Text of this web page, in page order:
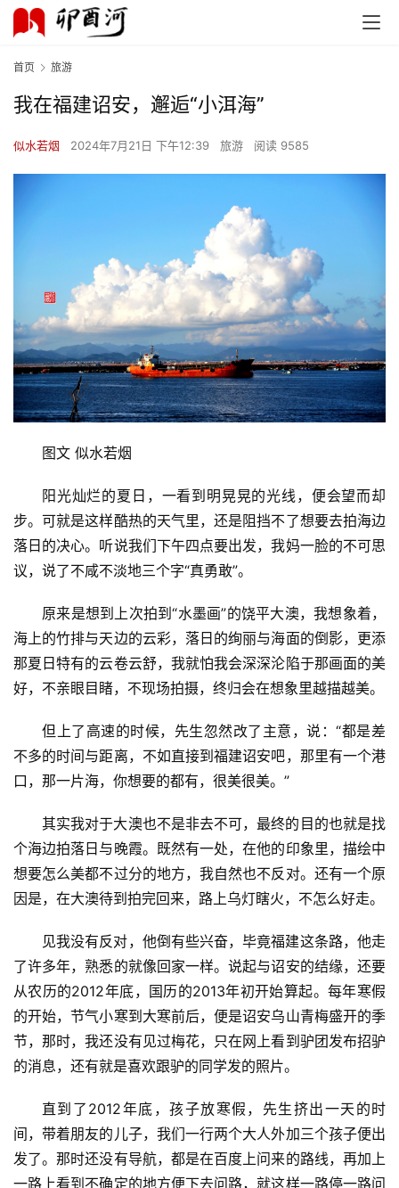
首页 旅游
我在福建诏安，邂逅“小洱海”
似水若烟 2024年7月21日 下午12:39 旅游 阅读 9585
图文 似水若烟
阳光灿烂的夏日，一看到明晃晃的光线，便会望而却
步。可就是这样酷热的天气里，还是阻挡不了想要去拍海边
落日的决心。听说我们下午四点要出发，我妈一脸的不可思
议，说了不咸不淡地三个字“真勇敢”。
原来是想到上次拍到“水墨画”的饶平大澳，我想象着，
海上的竹排与天边的云彩，落日的绚丽与海面的倒影，更添
那夏日特有的云卷云舒，我就怕我会深深沦陷于那画面的美
好，不亲眼目睹，不现场拍摄，终归会在想象里越描越美。
但上了高速的时候，先生忽然改了主意，说：“都是差
不多的时间与距离，不如直接到福建诏安吧，那里有一个港
口，那一片海，你想要的都有，很美很美。”
其实我对于大澳也不是非去不可，最终的目的也就是找
个海边拍落日与晚霞。既然有一处，在他的印象里，描绘中
想要怎么美都不过分的地方，我自然也不反对。还有一个原
因是，在大澳待到拍完回来，路上乌灯瞎火，不怎么好走。
见我没有反对，他倒有些兴奋，毕竟福建这条路，他走
了许多年，熟悉的就像回家一样。说起与诏安的结缘，还要
从农历的2012年底，国历的2013年初开始算起。每年寒假
的开始，节气小寒到大寒前后，便是诏安乌山青梅盛开的季
节，那时，我还没有见过梅花，只在网上看到驴团发布招驴
的消息，还有就是喜欢跟驴的同学发的照片。
直到了2012年底，孩子放寒假，先生挤出一天的时
间，带着朋友的儿子，我们一行两个大人外加三个孩子便出
发了。那时还没有导航，都是在百度上问来的路线，再加上
一路上看到不确定的地方便下去问路，就这样一路停一路问